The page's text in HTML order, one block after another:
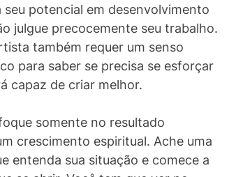
seu potencial em desenvolvimento
julgue precocemente seu trabalho.
também requer um senso
para saber se precisa se esforçar
capaz de criar melhor.
somente no resultado
crescimento espiritual. Ache uma
entenda sua situação e comece a